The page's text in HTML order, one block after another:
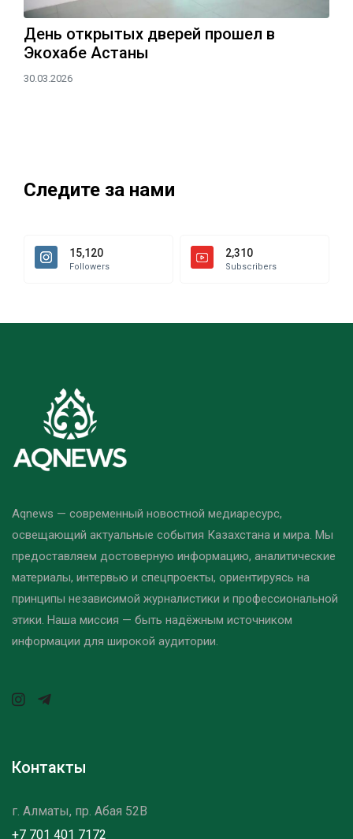
День открытых дверей прошел в
Экохабе Астаны
30.03.2026
Следите за нами
15,120
Followers
2,310
Subscribers
Aqnews — современный новостной медиаресурс,
освещающий актуальные события Казахстана и мира. Мы
предоставляем достоверную информацию, аналитические
материалы, интервью и спецпроекты, ориентируясь на
принципы независимой журналистики и профессиональной
этики. Наша миссия — быть надёжным источником
информации для широкой аудитории.
Контакты
г. Алматы, пр. Абая 52B
+7 701 401 7172